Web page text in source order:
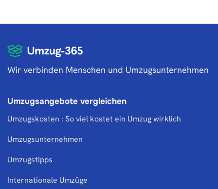
Wir verbinden Menschen und Umzugsunternehmen
Umzugsangebote vergleichen
Umzugskosten : So viel kostet ein Umzug wirklich
Umzugsunternehmen
Umzugstipps
Internationale Umzüge